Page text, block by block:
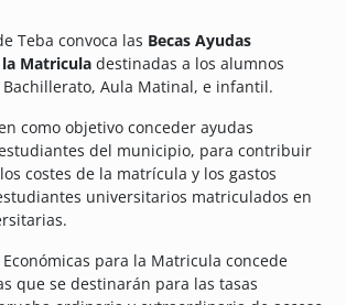
Teba convoca las Becas Ayudas
Matricula destinadas a los alumnos
Aula Matinal, e infantil.
como objetivo conceder ayudas
del municipio, para contribuir
costes de la matrícula y los gastos
universitarios matriculados en
Económicas para la Matricula concede
que se destinarán para las tasas